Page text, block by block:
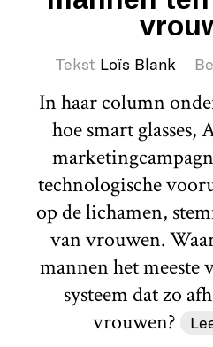
Tekst Loïs Blank
In haar column
hoe smart glasses,
technologische
op de lichamen,
van vrouwen.
mannen het meeste
systeem dat zo
vrouwen?